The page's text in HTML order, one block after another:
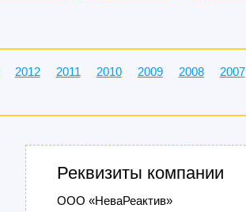
2012 2011 2010 2009 2008
2007
Реквизиты компании
ООО «НеваРеактив»